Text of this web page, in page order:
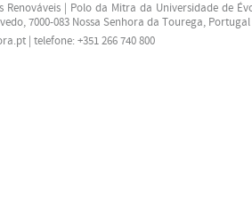
Renováveis | Polo da Mitra da Universidade de
7000-083 Nossa Senhora da Tourega, Portugal
| telefone: +351 266 740 800